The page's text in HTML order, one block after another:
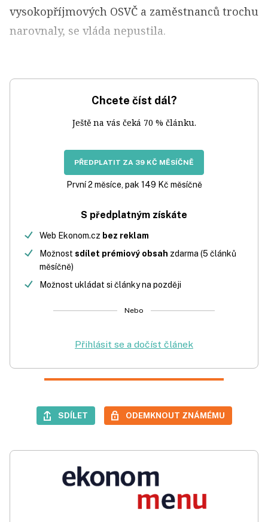
vysokopříjmových OSVČ a zaměstnanců trochu
narovnaly, se vláda nepustila.
Chcete číst dál?
Ještě na vás čeká 70 % článku.
PŘEDPLATIT ZA 39 KČ MĚSÍČNĚ
První 2 měsíce, pak 149 Kč měsíčně
S předplatným získáte
Web Ekonom.cz bez reklam
Možnost sdílet prémiový obsah zdarma (5 článků
měsíčně)
Možnost ukládat si články na později
Nebo
Přihlásit se a dočíst článek
SDÍLET ODEMKNOUT ZNÁMÉMU